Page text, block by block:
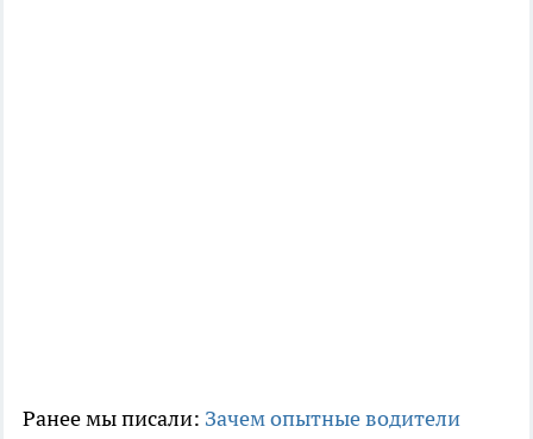
Ранее мы писали: Зачем опытные водители